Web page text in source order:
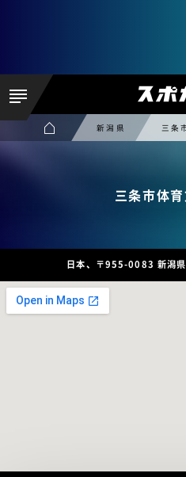
新潟県 三条
三条市体
日本、〒955-0083 新潟県